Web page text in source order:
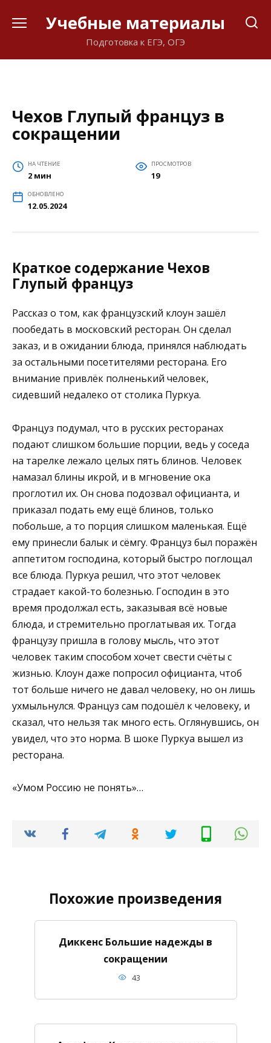
Учебные материалы
Подготовка к ЕГЭ, ОГЭ
Чехов Глупый француз в
сокращении
НА ЧТЕНИЕ
2 мин
ПРОСМОТРОВ
19
ОБНОВЛЕНО
12.05.2024
Краткое содержание Чехов
Глупый француз
Рассказ о том, как французский клоун зашёл
пообедать в московский ресторан. Он сделал
заказ, и в ожидании блюда, принялся наблюдать
за остальными посетителями ресторана. Его
внимание привлёк полненький человек,
сидевший недалеко от столика Пуркуа.
Француз подумал, что в русских ресторанах
подают слишком большие порции, ведь у соседа
на тарелке лежало целых пять блинов. Человек
намазал блины икрой, и в мгновение ока
проглотил их. Он снова подозвал официанта, и
приказал подать ему ещё блинов, только
побольше, а то порция слишком маленькая. Ещё
ему принесли балык и сёмгу. Француз был поражён
аппетитом господина, который быстро поглощал
все блюда. Пуркуа решил, что этот человек
страдает какой-то болезнью. Господин в это
время продолжал есть, заказывая всё новые
блюда, и стремительно проглатывая их. Тогда
французу пришла в голову мысль, что этот
человек таким способом хочет свести счёты с
жизнью. Клоун даже попросил официанта, чтоб
тот больше ничего не давал человеку, но он лишь
ухмыльнулся. Француз сам подошёл к человеку, и
сказал, что нельзя так много есть. Оглянувшись, он
увидел, что это норма. В шоке Пуркуа вышел из
ресторана.
«Умом Россию не понять»…
Похожие произведения
Диккенс Большие надежды в
сокращении
43